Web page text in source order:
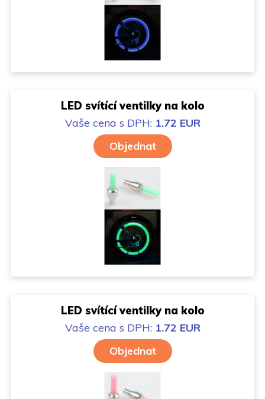
LED svítící ventilky na kolo
Vaše cena s DPH: 1.72 EUR
Objednat
LED svítící ventilky na kolo
Vaše cena s DPH: 1.72 EUR
Objednat